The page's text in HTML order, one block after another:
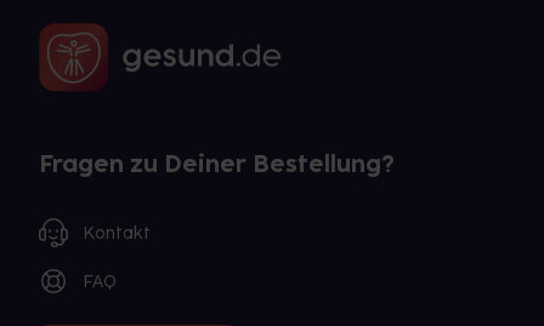
Fragen zu Deiner Bestellung?
Kontakt
FAQ